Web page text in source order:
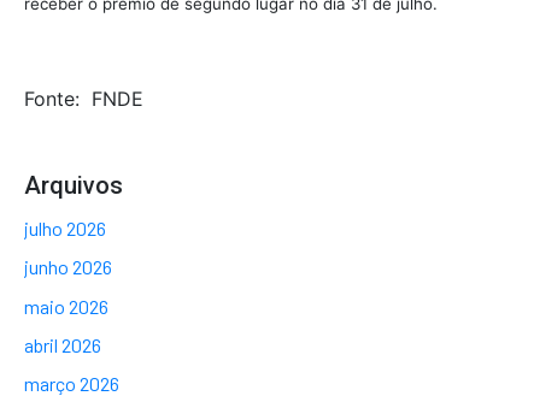
Fonte: FNDE
Arquivos
julho 2026
junho 2026
maio 2026
abril 2026
março 2026